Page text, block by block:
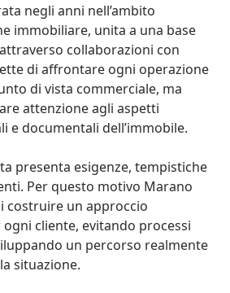
negli anni nell’ambito
immobiliare, unita a una base
collaborazioni con
di affrontare ogni operazione
di vista commerciale, ma
attenzione agli aspetti
e documentali dell’immobile.
presenta esigenze, tempistiche
Per questo motivo Marano
costruire un approccio
cliente, evitando processi
un percorso realmente
situazione.